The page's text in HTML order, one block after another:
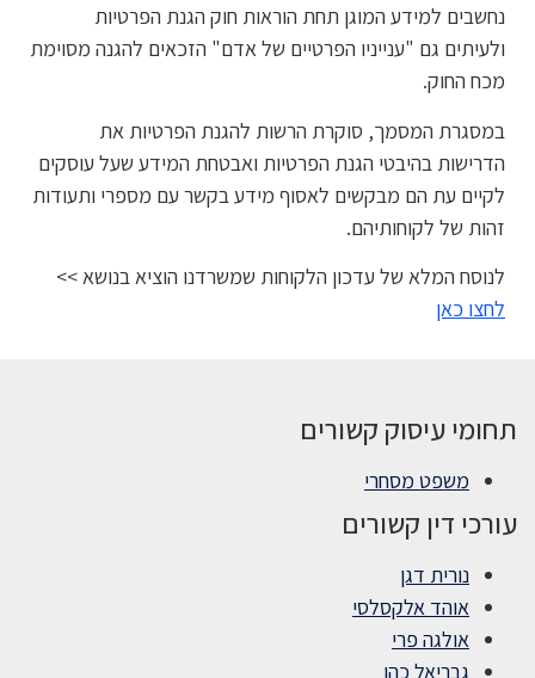
נחשבים למידע המוגן תחת הוראות חוק הגנת הפרטיות
ולעיתים גם "ענייניו הפרטיים של אדם" הזכאים להגנה מסוימת
מכח החוק.
במסגרת המסמך, סוקרת הרשות להגנת הפרטיות את
הדרישות בהיבטי הגנת הפרטיות ואבטחת המידע שעל עוסקים
לקיים עת הם מבקשים לאסוף מידע בקשר עם מספרי ותעודות
זהות של לקוחותיהם.
לנוסח המלא של עדכון הלקוחות שמשרדנו הוציא בנושא >>
לחצו כאן
תחומי עיסוק קשורים
משפט מסחרי
עורכי דין קשורים
נורית דגן
אוהד אלקסלסי
אולגה פרי
גבריאל כהן